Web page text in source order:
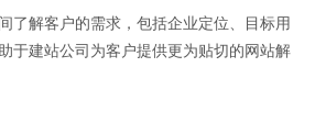
了解客户的需求，包括企业定位、目标用
于建站公司为客户提供更为贴切的网站解